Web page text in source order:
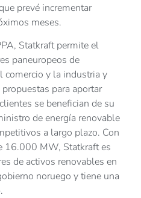
prevé incrementar
meses.
Statkraft permite el
paneuropeos de
comercio y la industria y
para aportar
se benefician de su
de energía renovable
a largo plazo. Con
16.000 MW, Statkraft es
de activos renovables en
noruego y tiene una